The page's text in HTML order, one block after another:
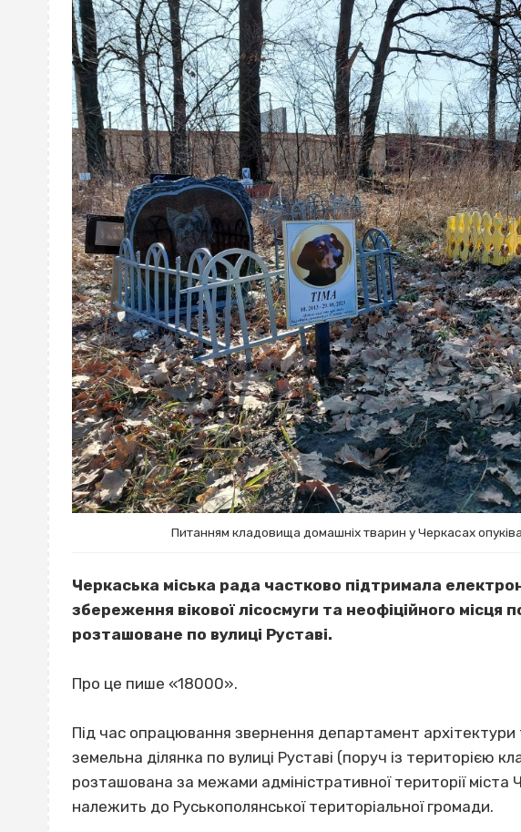
Питанням кладовища домашніх тварин у Черкасах
Черкаська міська рада частково підтримала
збереження вікової лісосмуги та неофіційного
розташоване по вулиці Руставі.
Про це пише «18000».
Під час опрацювання звернення департамент архітектури
земельна ділянка по вулиці Руставі (поруч із територією
розташована за межами адміністративної території
належить до Руськополянської територіальної громади.